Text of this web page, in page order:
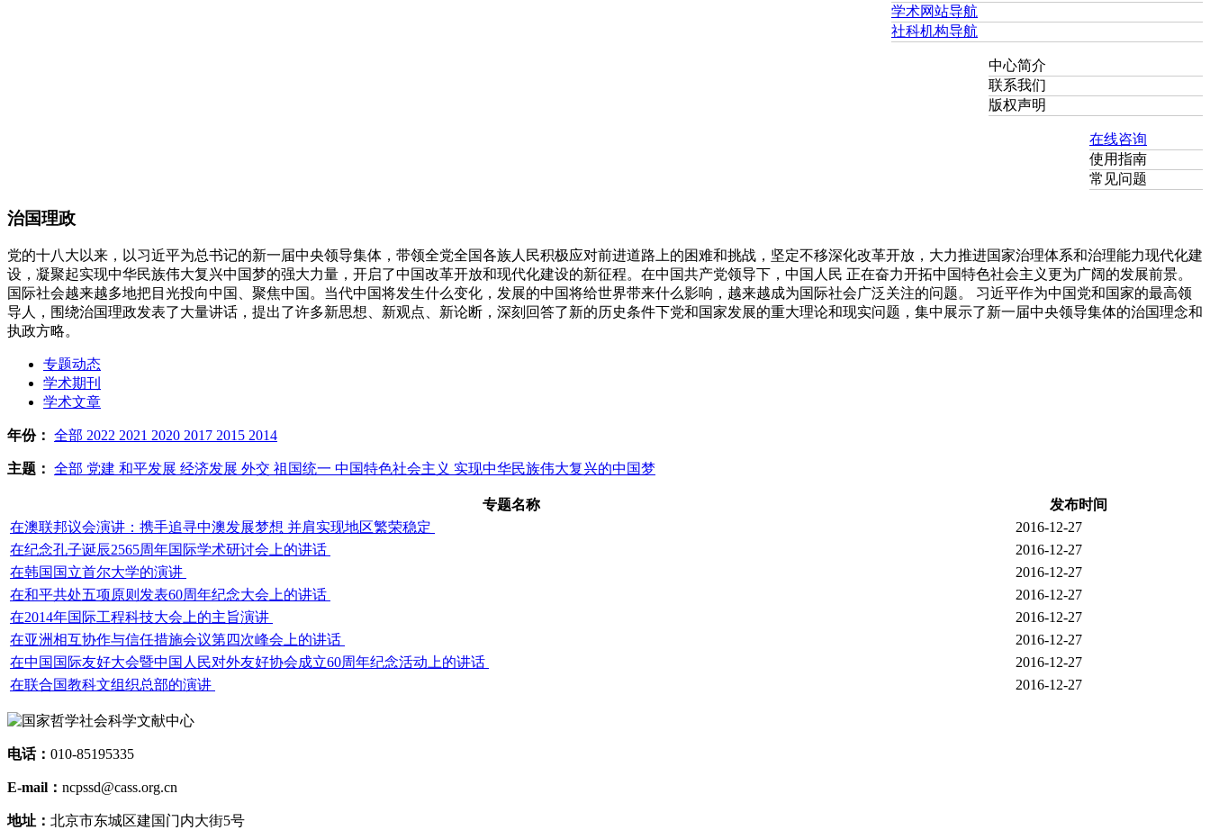
学术网站导航
社科机构导航
中心简介
联系我们
版权声明
在线咨询
使用指南
常见问题
治国理政
党的十八大以来，以习近平为总书记的新一届中央领导集体，带领全党全国各族人民积极应对前进道路上的困难和挑战，坚定不移深化改革开放，大力推进国家治理体系和治理能力现代化建
设，凝聚起实现中华民族伟大复兴中国梦的强大力量，开启了中国改革开放和现代化建设的新征程。在中国共产党领导下，中国人民 正在奋力开拓中国特色社会主义更为广阔的发展前景。
国际社会越来越多地把目光投向中国、聚焦中国。当代中国将发生什么变化，发展的中国将给世界带来什么影响，越来越成为国际社会广泛关注的问题。 习近平作为中国党和国家的最高领
导人，围绕治国理政发表了大量讲话，提出了许多新思想、新观点、新论断，深刻回答了新的历史条件下党和国家发展的重大理论和现实问题，集中展示了新一届中央领导集体的治国理念和
执政方略。
专题动态
学术期刊
学术文章
年份： 全部 2022 2021 2020 2017 2015 2014
主题： 全部 党建 和平发展 经济发展 外交 祖国统一 中国特色社会主义 实现中华民族伟大复兴的中国梦
专题名称
发布时间
在澳联邦议会演讲：携手追寻中澳发展梦想 并肩实现地区繁荣稳定
2016-12-27
在纪念孔子诞辰2565周年国际学术研讨会上的讲话
2016-12-27
在韩国国立首尔大学的演讲
2016-12-27
在和平共处五项原则发表60周年纪念大会上的讲话
2016-12-27
在2014年国际工程科技大会上的主旨演讲
2016-12-27
在亚洲相互协作与信任措施会议第四次峰会上的讲话
2016-12-27
在中国国际友好大会暨中国人民对外友好协会成立60周年纪念活动上的讲话
2016-12-27
在联合国教科文组织总部的演讲
2016-12-27
电话： 010-85195335
E-mail： ncpssd@cass.org.cn
地址： 北京市东城区建国门内大街5号